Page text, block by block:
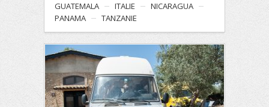
GUATEMALA
ITALIE
NICARAGUA
PANAMA
TANZANIE